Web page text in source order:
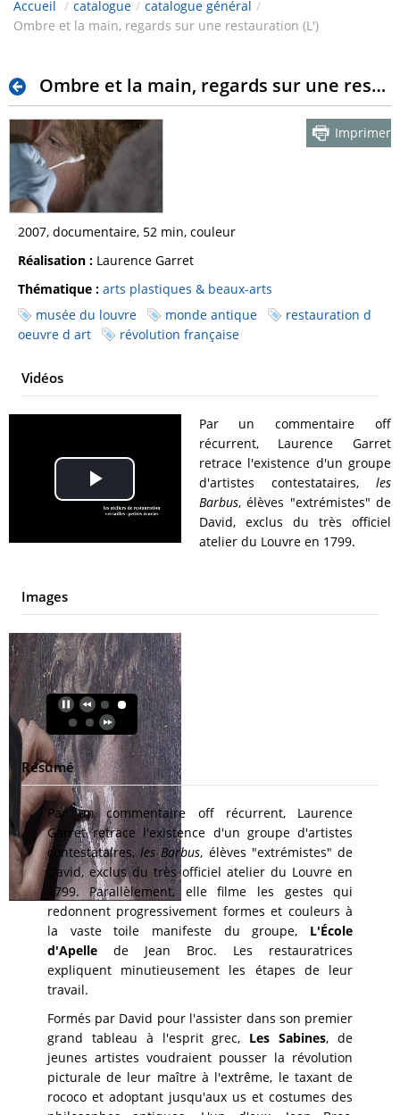
Accueil / catalogue / catalogue général /
Ombre et la main, regards sur une restauration (L')
Ombre et la main, regards sur une restauration (L')
Imprimer
2007, documentaire, 52 min, couleur
Réalisation : Laurence Garret
Thématique : arts plastiques & beaux-arts
musée du louvre
monde antique
restauration d
oeuvre d art
révolution française
Vidéos
Play
Video
Par un commentaire off
récurrent, Laurence Garret
retrace l'existence d'un groupe
d'artistes contestataires, les
Barbus, élèves "extrémistes" de
David, exclus du très officiel
atelier du Louvre en 1799.
Images
Résumé
Par un commentaire off récurrent, Laurence
Garret retrace l'existence d'un groupe d'artistes
contestataires,les Barbus, élèves "extrémistes" de
David, exclus du très officiel atelier du Louvre en
1799. Parallèlement, elle filme les gestes qui
redonnent progressivement formes et couleurs à
la vaste toile manifeste du groupe, L'École
d'Apelle de Jean Broc. Les restauratrices
expliquent minutieusement les étapes de leur
travail.
Formés par David pour l'assister dans son premier
grand tableau à l'esprit grec, Les Sabines, de
jeunes artistes voudraient pousser la révolution
picturale de leur maître à l'extrême, le taxant de
rococo et adoptant jusqu'aux us et costumes des